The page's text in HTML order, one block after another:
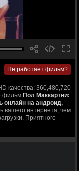
Не работает фильм?
качества: 360,480,720
фильмПол Маккартни:
онлайн на андроид,
вашего интернета, чем
Приятного